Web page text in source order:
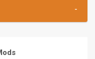
-